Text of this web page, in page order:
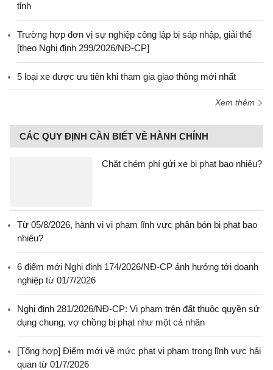
tỉnh
Trường hợp đơn vị sự nghiệp công lập bị sáp nhập, giải thể
[theo Nghị định 299/2026/NĐ-CP]
5 loại xe được ưu tiên khi tham gia giao thông mới nhất
Xem thêm
CÁC QUY ĐỊNH CẦN BIẾT VỀ HÀNH CHÍNH
Chặt chém phí gửi xe bị phạt bao nhiêu?
Từ 05/8/2026, hành vi vi phạm lĩnh vực phân bón bị phạt bao
nhiêu?
6 điểm mới Nghị định 174/2026/NĐ-CP ảnh hưởng tới doanh
nghiệp từ 01/7/2026
Nghị định 281/2026/NĐ-CP: Vi phạm trên đất thuộc quyền sử
dụng chung, vợ chồng bị phạt như một cá nhân
[Tổng hợp] Điểm mới về mức phạt vi phạm trong lĩnh vực hải
quan từ 01/7/2026